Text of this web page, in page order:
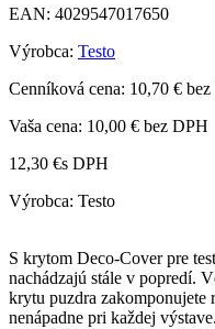
EAN: 4029547017650
Výrobca: Testo
Cenníková cena: 10,70 €
Vaša cena: 10,00 € bez DPH
12,30 €s DPH
Výrobca: Testo
S krytom Deco-Cover pre
nachádzajú stále v popredí.
krytu puzdra zakomponujete
nenápadne pri každej výstave.